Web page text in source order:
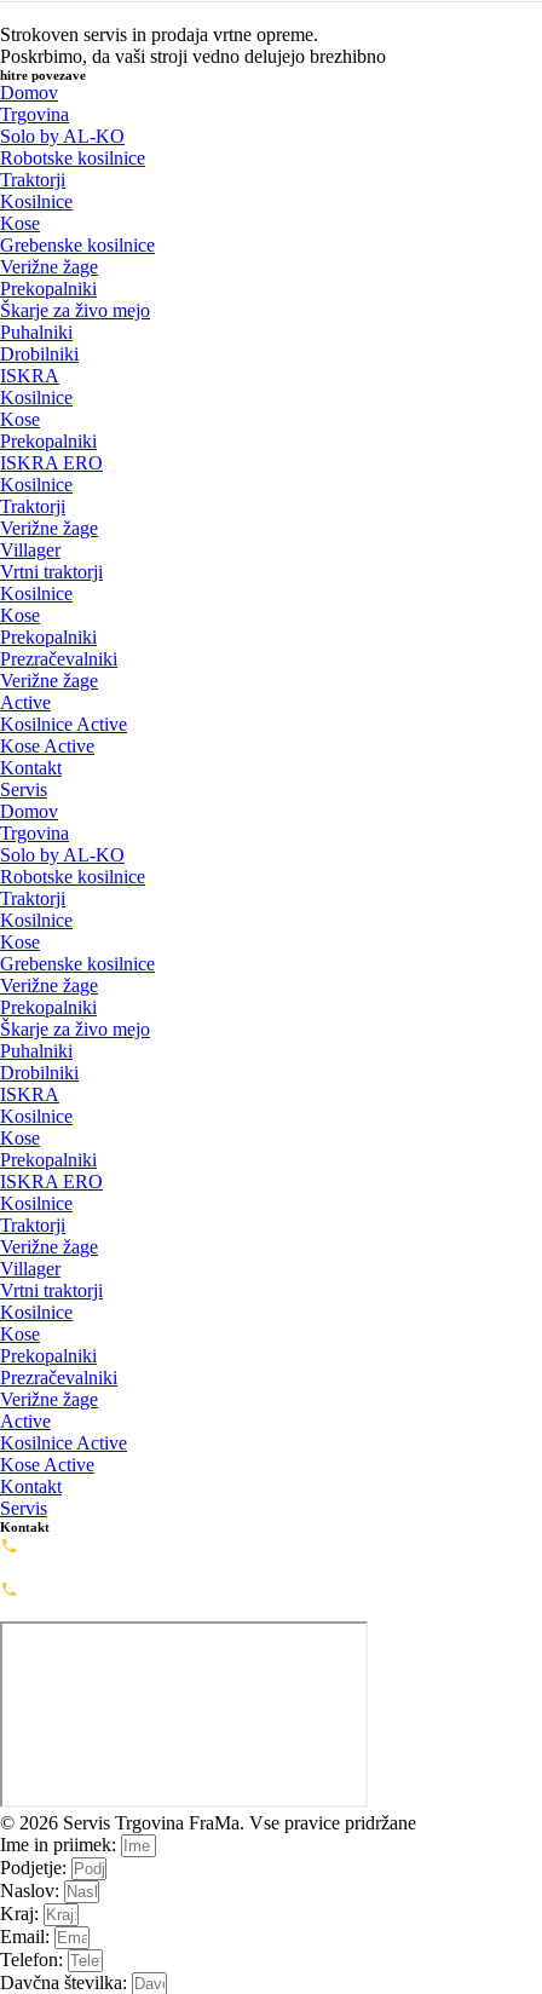
Strokoven servis in prodaja vrtne opreme.
Poskrbimo, da vaši stroji vedno delujejo brezhibno
hitre povezave
Domov
Trgovina
Solo by AL-KO
Robotske kosilnice
Traktorji
Kosilnice
Kose
Grebenske kosilnice
Verižne žage
Prekopalniki
Škarje za živo mejo
Puhalniki
Drobilniki
ISKRA
Kosilnice
Kose
Prekopalniki
ISKRA ERO
Kosilnice
Traktorji
Verižne žage
Villager
Vrtni traktorji
Kosilnice
Kose
Prekopalniki
Prezračevalniki
Verižne žage
Active
Kosilnice Active
Kose Active
Kontakt
Servis
Domov
Trgovina
Solo by AL-KO
Robotske kosilnice
Traktorji
Kosilnice
Kose
Grebenske kosilnice
Verižne žage
Prekopalniki
Škarje za živo mejo
Puhalniki
Drobilniki
ISKRA
Kosilnice
Kose
Prekopalniki
ISKRA ERO
Kosilnice
Traktorji
Verižne žage
Villager
Vrtni traktorji
Kosilnice
Kose
Prekopalniki
Prezračevalniki
Verižne žage
Active
Kosilnice Active
Kose Active
Kontakt
Servis
Kontakt
© 2026 Servis Trgovina FraMa. Vse pravice pridržane
Ime in priimek:
Podjetje:
Naslov:
Kraj:
Email:
Telefon:
Davčna številka: